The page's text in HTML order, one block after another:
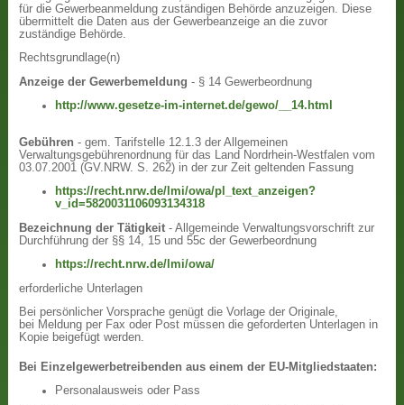
für die Gewerbeanmeldung zuständigen Behörde anzuzeigen. Diese
übermittelt die Daten aus der Gewerbeanzeige an die zuvor
zuständige Behörde.
Rechtsgrundlage(n)
Anzeige der Gewerbemeldung - § 14 Gewerbeordnung
http://www.gesetze-im-internet.de/gewo/__14.html
Gebühren - gem. Tarifstelle 12.1.3 der Allgemeinen
Verwaltungsgebührenordnung für das Land Nordrhein-Westfalen vom
03.07.2001 (GV.NRW. S. 262) in der zur Zeit geltenden Fassung
https://recht.nrw.de/lmi/owa/pl_text_anzeigen?
v_id=5820031106093134318
Bezeichnung der Tätigkeit - Allgemeinde Verwaltungsvorschrift zur
Durchführung der §§ 14, 15 und 55c der Gewerbeordnung
https://recht.nrw.de/lmi/owa/
erforderliche Unterlagen
Bei persönlicher Vorsprache genügt die Vorlage der Originale,
bei Meldung per Fax oder Post müssen die geforderten Unterlagen in
Kopie beigefügt werden.
Bei Einzelgewerbetreibenden aus einem der EU-Mitgliedstaaten:
Personalausweis oder Pass